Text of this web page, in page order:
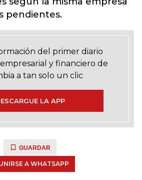
pendientes.
del primer diario
y financiero de
a tan solo un clic
LA APP
GUARDAR
A WHATSAPP